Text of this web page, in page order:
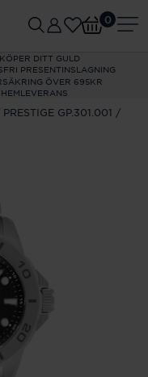
DITT GULD
PRESENTINSLAGNING
ÖVER 695KR
HEMLEVERANS
0
PRESTIGE GP.301.001